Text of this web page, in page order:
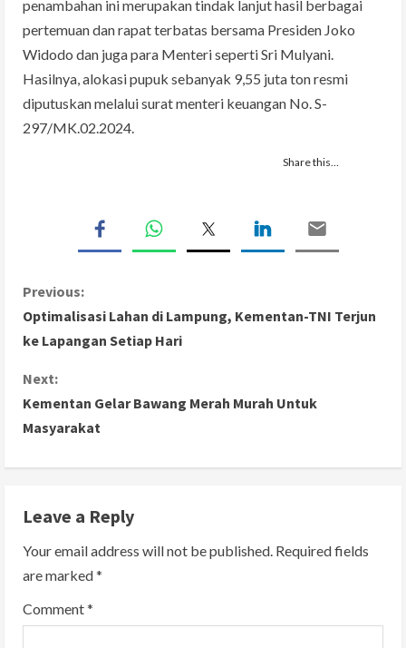
penambahan ini merupakan tindak lanjut hasil berbagai
pertemuan dan rapat terbatas bersama Presiden Joko
Widodo dan juga para Menteri seperti Sri Mulyani.
Hasilnya, alokasi pupuk sebanyak 9,55 juta ton resmi
diputuskan melalui surat menteri keuangan No. S-
297/MK.02.2024.
Share this…
C
o
n
t
u
e
R
Previous:
Optimalisasi Lahan di Lampung, Kementan-TNI Terjun
ke Lapangan Setiap Hari
Next:
Kementan Gelar Bawang Merah Murah Untuk
Masyarakat
Leave a Reply
Your email address will not be published. Required fields
are marked*
Comment*